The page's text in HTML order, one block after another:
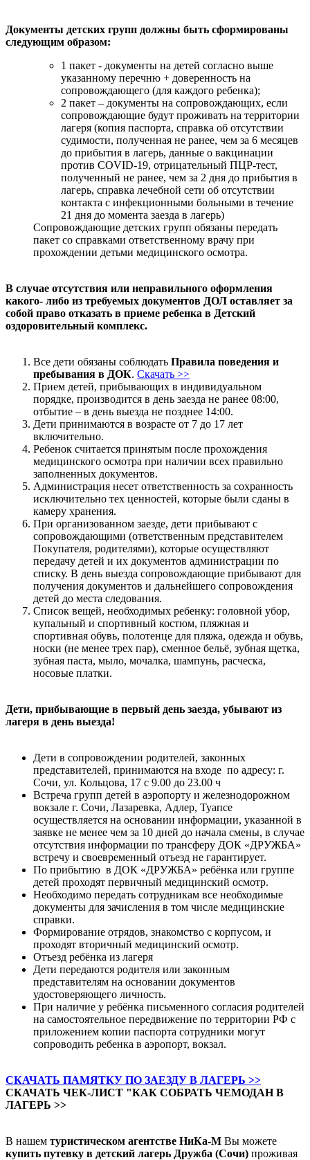
Документы детских групп должны быть сформированы
следующим образом:
1 пакет - документы на детей согласно выше
указанному перечню + доверенность на
сопровождающего (для каждого ребенка);
2 пакет – документы на сопровождающих, если
сопровождающие будут проживать на территории
лагеря (копия паспорта, справка об отсутствии
судимости, полученная не ранее, чем за 6 месяцев
до прибытия в лагерь, данные о вакцинации
против COVID-19, отрицательный ПЦР-тест,
полученный не ранее, чем за 2 дня до прибытия в
лагерь, справка лечебной сети об отсутствии
контакта с инфекционными больными в течение
21 дня до момента заезда в лагерь)
Сопровождающие детских групп обязаны передать
пакет со справками ответственному врачу при
прохождении детьми медицинского осмотра.
В случае отсутствия или неправильного оформления
какого- либо из требуемых документов ДОЛ оставляет за
собой право отказать в приеме ребенка в Детский
оздоровительный комплекс.
Все дети обязаны соблюдать Правила поведения и
пребывания в ДОК. Скачать >>
Прием детей, прибывающих в индивидуальном
порядке, производится в день заезда не ранее 08:00,
отбытие – в день выезда не позднее 14:00.
Дети принимаются в возрасте от 7 до 17 лет
включительно.
Ребенок считается принятым после прохождения
медицинского осмотра при наличии всех правильно
заполненных документов.
Администрация несет ответственность за сохранность
исключительно тех ценностей, которые были сданы в
камеру хранения.
При организованном заезде, дети прибывают с
сопровождающими (ответственным представителем
Покупателя, родителями), которые осуществляют
передачу детей и их документов администрации по
списку. В день выезда сопровождающие прибывают для
получения документов и дальнейшего сопровождения
детей до места следования.
Список вещей, необходимых ребенку: головной убор,
купальный и спортивный костюм, пляжная и
спортивная обувь, полотенце для пляжа, одежда и обувь,
носки (не менее трех пар), сменное бельё, зубная щетка,
зубная паста, мыло, мочалка, шампунь, расческа,
носовые платки.
Дети, прибывающие в первый день заезда, убывают из
лагеря в день выезда!
Дети в сопровождении родителей, законных
представителей, принимаются на входе по адресу: г.
Сочи, ул. Кольцова, 17 с 9.00 до 23.00 ч
Встреча групп детей в аэропорту и железнодорожном
вокзале г. Сочи, Лазаревка, Адлер, Туапсе
осуществляется на основании информации, указанной в
заявке не менее чем за 10 дней до начала смены, в случае
отсутствия информации по трансферу ДОК «ДРУЖБА»
встречу и своевременный отъезд не гарантирует.
По прибытию в ДОК «ДРУЖБА» ребёнка или группе
детей проходят первичный медицинский осмотр.
Необходимо передать сотрудникам все необходимые
документы для зачисления в том числе медицинские
справки.
Формирование отрядов, знакомство с корпусом, и
проходят вторичный медицинский осмотр.
Отъезд ребёнка из лагеря
Дети передаются родителя или законным
представителям на основании документов
удостоверяющего личность.
При наличие у ребёнка письменного согласия родителей
на самостоятельное передвижение по территории РФ с
приложением копии паспорта сотрудники могут
сопроводить ребенка в аэропорт, вокзал.
СКАЧАТЬ ПАМЯТКУ ПО ЗАЕЗДУ В ЛАГЕРЬ >>
СКАЧАТЬ ЧЕК-ЛИСТ "КАК СОБРАТЬ ЧЕМОДАН В
ЛАГЕРЬ >>
В нашем туристическом агентстве НиКа-М Вы можете
купить путевку в детский лагерь Дружба (Сочи) проживая